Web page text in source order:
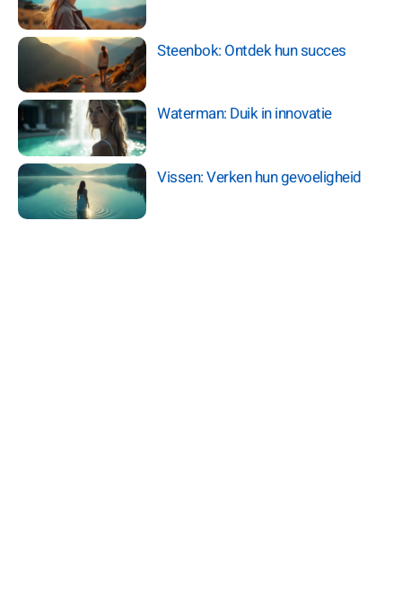
Steenbok: Ontdek hun succes
Waterman: Duik in innovatie
Vissen: Verken hun gevoeligheid